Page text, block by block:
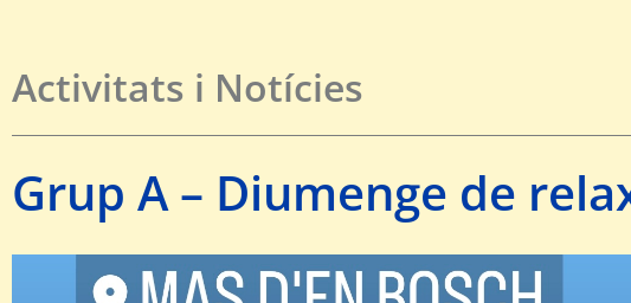
Activitats i Notícies
Grup A – Diumenge de